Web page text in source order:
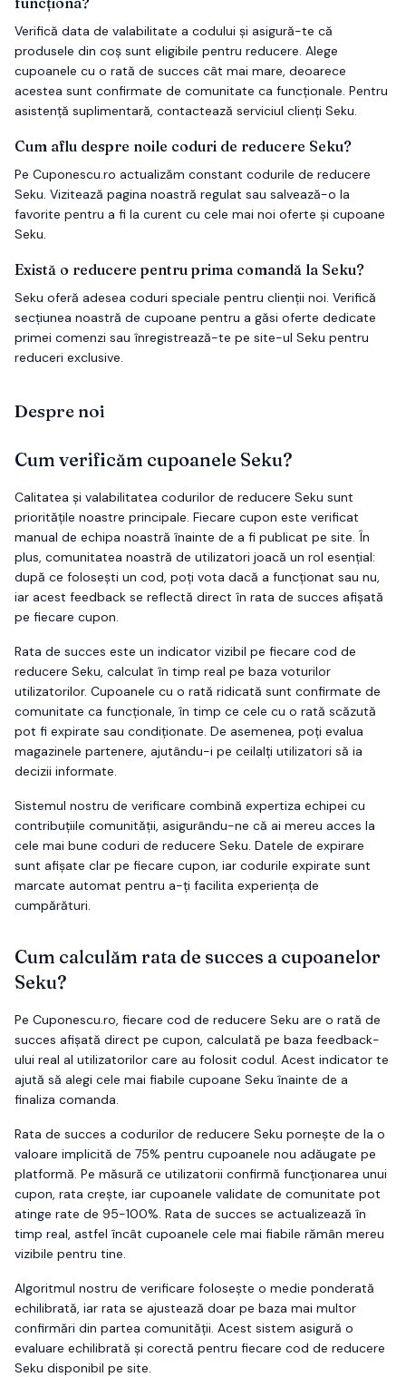
Verifică data de valabilitate a codului și asigură-te că
produsele din coș sunt eligibile pentru reducere. Alege
cupoanele cu o rată de succes cât mai mare, deoarece
acestea sunt confirmate de comunitate ca funcționale. Pentru
asistență suplimentară, contactează serviciul clienți Seku.
Cum aflu despre noile coduri de reducere Seku?
Pe Cuponescu.ro actualizăm constant codurile de reducere
Seku. Vizitează pagina noastră regulat sau salvează-o la
favorite pentru a fi la curent cu cele mai noi oferte și cupoane
Seku.
Există o reducere pentru prima comandă la Seku?
Seku oferă adesea coduri speciale pentru clienții noi. Verifică
secțiunea noastră de cupoane pentru a găsi oferte dedicate
primei comenzi sau înregistrează-te pe site-ul Seku pentru
reduceri exclusive.
Despre noi
Cum verificăm cupoanele Seku?
Calitatea și valabilitatea codurilor de reducere Seku sunt
prioritățile noastre principale. Fiecare cupon este verificat
manual de echipa noastră înainte de a fi publicat pe site. În
plus, comunitatea noastră de utilizatori joacă un rol esențial:
după ce folosești un cod, poți vota dacă a funcționat sau nu,
iar acest feedback se reflectă direct în rata de succes afișată
pe fiecare cupon.
Rata de succes este un indicator vizibil pe fiecare cod de
reducere Seku, calculat în timp real pe baza voturilor
utilizatorilor. Cupoanele cu o rată ridicată sunt confirmate de
comunitate ca funcționale, în timp ce cele cu o rată scăzută
pot fi expirate sau condiționate. De asemenea, poți evalua
magazinele partenere, ajutându-i pe ceilalți utilizatori să ia
decizii informate.
Sistemul nostru de verificare combină expertiza echipei cu
contribuțiile comunității, asigurându-ne că ai mereu acces la
cele mai bune coduri de reducere Seku. Datele de expirare
sunt afișate clar pe fiecare cupon, iar codurile expirate sunt
marcate automat pentru a-ți facilita experiența de
cumpărături.
Cum calculăm rata de succes a cupoanelor
Seku?
Pe Cuponescu.ro, fiecare cod de reducere Seku are o rată de
succes afișată direct pe cupon, calculată pe baza feedback-
ului real al utilizatorilor care au folosit codul. Acest indicator te
ajută să alegi cele mai fiabile cupoane Seku înainte de a
finaliza comanda.
Rata de succes a codurilor de reducere Seku pornește de la o
valoare implicită de 75% pentru cupoanele nou adăugate pe
platformă. Pe măsură ce utilizatorii confirmă funcționarea unui
cupon, rata crește, iar cupoanele validate de comunitate pot
atinge rate de 95-100%. Rata de succes se actualizează în
timp real, astfel încât cupoanele cele mai fiabile rămân mereu
vizibile pentru tine.
Algoritmul nostru de verificare folosește o medie ponderată
echilibrată, iar rata se ajustează doar pe baza mai multor
confirmări din partea comunității. Acest sistem asigură o
evaluare echilibrată și corectă pentru fiecare cod de reducere
Seku disponibil pe site.